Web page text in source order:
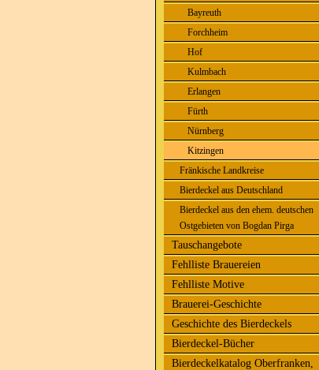
Bayreuth
Forchheim
Hof
Kulmbach
Erlangen
Fürth
Nürnberg
Kitzingen
Fränkische Landkreise
Bierdeckel aus Deutschland
Bierdeckel aus den ehem. deutschen
Ostgebieten von Bogdan Pirga
Tauschangebote
Fehlliste Brauereien
Fehlliste Motive
Brauerei-Geschichte
Geschichte des Bierdeckels
Bierdeckel-Bücher
Bierdeckelkatalog Oberfranken,